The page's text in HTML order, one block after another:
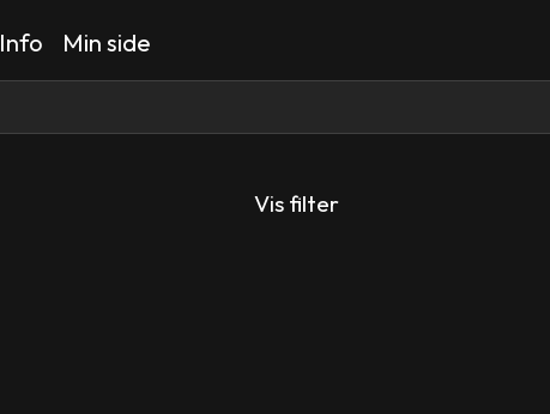
Info Min side
Vis filter